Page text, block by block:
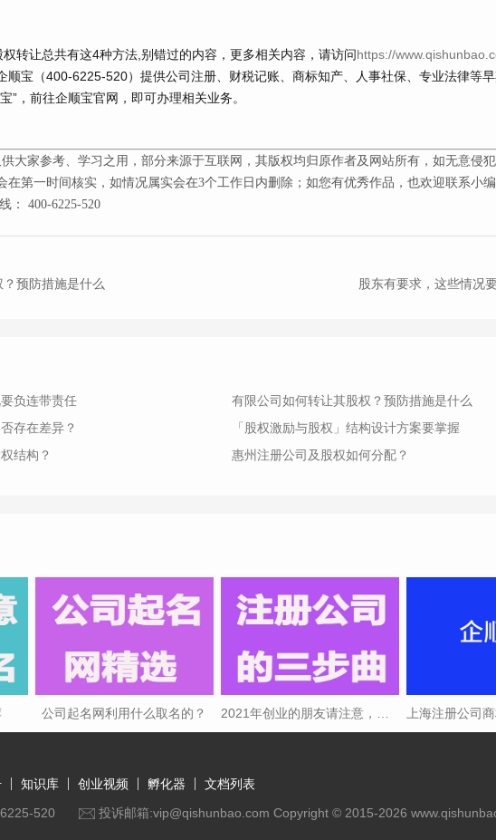
权转让总共有这4种方法,别错过的内容，更多相关内容，请访问https://
顺宝（400-6225-520）提供公司注册、财税记账、商标知产、人事社保、专业法律等
”，前往企顺宝官网，即可办理相关业务。
大家参考、学习之用，部分来源于互联网，其版权均归原作者及网站所有，如无意侵犯
在第一时间核实，如情况属实会在3个工作日内删除；如您有优秀作品，也欢迎联系小
： 400-6225-520
预防措施是什么
股东有要求，这些情况
负连带责任
有限公司如何转让其股权？预防措施是什么
存在差异？
「股权激励与股权」结构设计方案要掌握
结构？
惠州注册公司及股权如何分配？
公司起名网利用什么取名的？
知识库 创业视频 孵化器
文档列表
520
投诉邮箱:vip@qishunbao.com Copyright © 2015-2026